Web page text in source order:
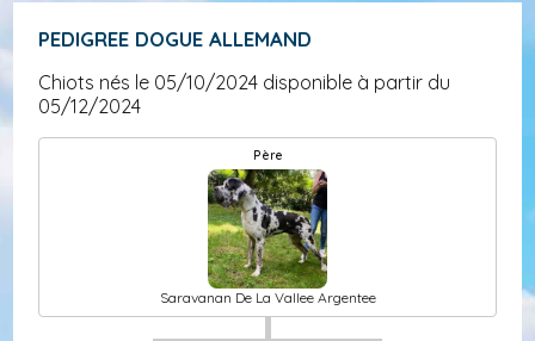
PEDIGREE DOGUE ALLEMAND
Chiots nés le 05/10/2024 disponible à partir du
05/12/2024
Père
Saravanan De La Vallee Argentee